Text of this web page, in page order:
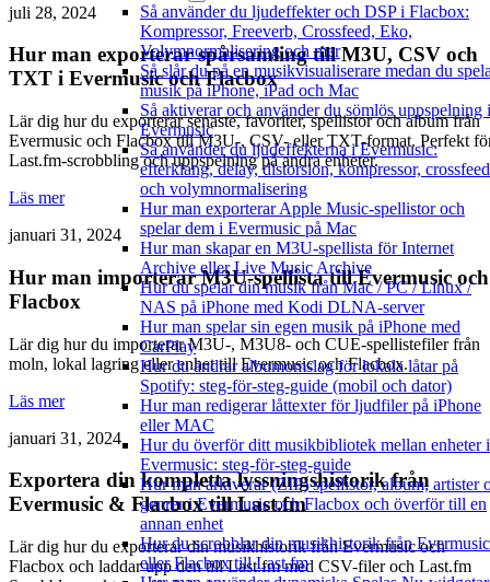
Så använder du ljudeffekter och DSP i Flacbox:
Kompressor, Freeverb, Crossfeed, Eko,
Volymnormalisering och mer
Så slår du på en musikvisualiserare medan du
musik på iPhone, iPad och Mac
Så aktiverar och använder du sömlös uppspelning i
Evermusic
Så använder du ljudeffekterna i Evermusic:
efterklang, delay, distorsion, kompressor, crossfeed
och volymnormalisering
Hur man exporterar Apple Music-spellistor och
spelar dem i Evermusic på Mac
Hur man skapar en M3U-spellista för Internet
Archive eller Live Music Archive
Hur du spelar din musik från Mac / PC / Linux /
NAS på iPhone med Kodi DLNA-server
Hur man spelar sin egen musik på iPhone med
CarPlay
Hur du ändrar albumomslag för lokala låtar på
Spotify: steg-för-steg-guide (mobil och dator)
Hur man redigerar låttexter för ljudfiler på iPhone
eller MAC
Hur du överför ditt musikbibliotek mellan enheter i
Evermusic: steg-för-steg-guide
Hur man arkiverar (ZIP) spellistor, album, artister
genrer i Evermusic och Flacbox och överför till en
annan enhet
Hur du scrobblar din musikhistorik från Evermusic
eller Flacbox till Last.fm
juli 28, 2024
Hur man exporterar spårsamling till M3U, CSV och
TXT i Evermusic och Flacbox
Lär dig hur du exporterar senaste, favoriter, spellistor och album från
Evermusic och Flacbox till M3U-, CSV- eller TXT-format. Perfekt
Last.fm-scrobbling och uppspelning på andra enheter.
Läs mer
januari 31, 2024
Hur man importerar M3U-spellista till Evermusic och
Flacbox
Lär dig hur du importerar M3U-, M3U8- och CUE-spellistefiler från
moln, lokal lagring eller enhet till Evermusic och Flacbox.
Läs mer
januari 31, 2024
Exportera din kompletta lyssningshistorik från
Evermusic & Flacbox till Last.fm
Lär dig hur du exporterar din musikhistorik från Evermusic och
Flacbox och laddar upp den till Last.fm med CSV-filer och Last.fm